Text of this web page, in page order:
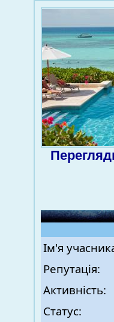
Ім'я
Репутація:
Активність:
Статус: